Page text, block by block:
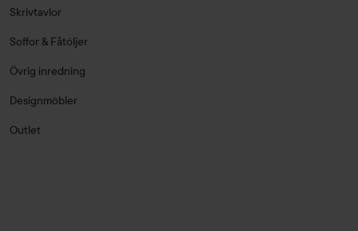
Skrivtavlor
Soffor & Fåtöljer
Övrig inredning
Designmöbler
Outlet